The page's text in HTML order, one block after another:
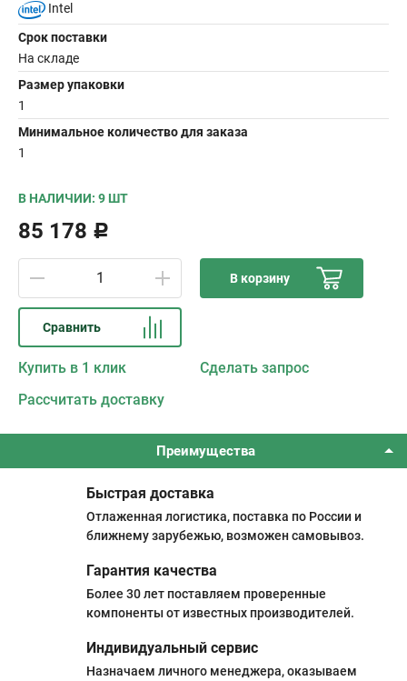
Intel
Срок поставки
На складе
Размер упаковки
1
Минимальное количество для заказа
1
В НАЛИЧИИ: 9 ШТ
85 178 Р
В корзину
Сравнить
Купить в 1 клик
Сделать запрос
Рассчитать доставку
Преимущества
Быстрая доставка
Отлаженная логистика, поставка по России и
ближнему зарубежью, возможен самовывоз.
Гарантия качества
Более 30 лет поставляем проверенные
компоненты от известных производителей.
Индивидуальный сервис
Назначаем личного менеджера, оказываем